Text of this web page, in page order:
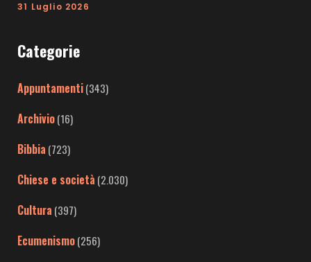
31 Luglio 2026
Categorie
Appuntamenti(343)
Archivio(16)
Bibbia (723)
Chiese e società (2.030)
Cultura (397)
Ecumenismo(256)